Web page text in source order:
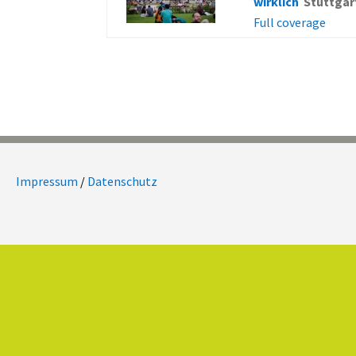
Full coverage
Impressum / Datenschutz